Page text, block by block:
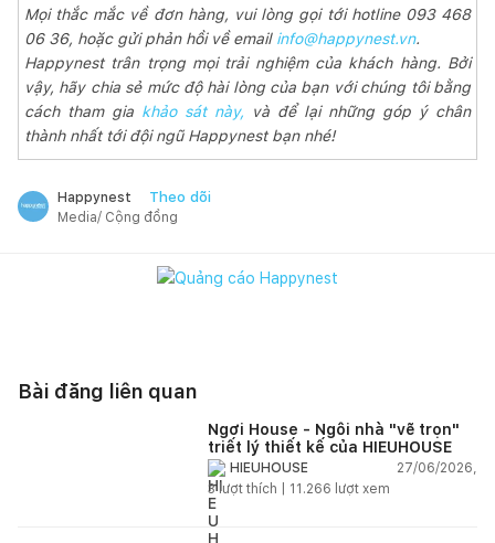
Mọi thắc mắc về đơn hàng, vui lòng gọi tới hotline 093 468
06 36, hoặc gửi phản hồi về email info@happynest.vn.
Happynest trân trọng mọi trải nghiệm của khách hàng. Bởi
vậy, hãy chia sẻ mức độ hài lòng của bạn với chúng tôi bằng
cách tham gia khảo sát này, và để lại những góp ý chân
thành nhất tới đội ngũ Happynest bạn nhé!
Happynest Theo dõi
Media/ Cộng đồng
Bài đăng liên quan
Ngơi House - Ngôi nhà "vẽ trọn"
triết lý thiết kế của HIEUHOUSE
HIEUHOUSE
27/06/2026,
3lượt thích | 11.266 lượt xem